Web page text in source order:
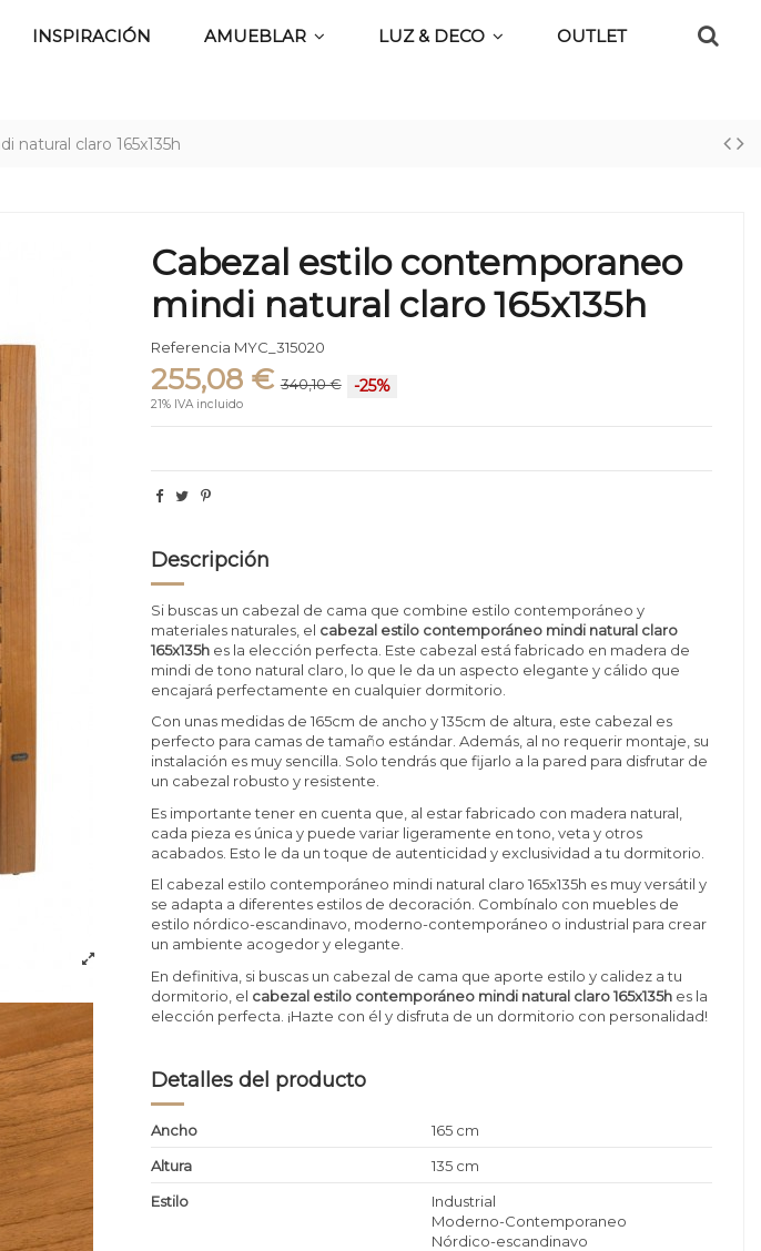
INSPIRACIÓN AMUEBLAR LUZ & DECO OUTLET
natural claro 165x135h
Cabezal estilo contemporaneo
mindi natural claro 165x135h
Referencia MYC_315020
255,08 € 340,10 € -25%
21% IVA incluido
Descripción
Si buscas un cabezal de cama que combine estilo contemporáneo y
materiales naturales, el cabezal estilo contemporáneo mindi natural claro
165x135h es la elección perfecta. Este cabezal está fabricado en madera de
mindi de tono natural claro, lo que le da un aspecto elegante y cálido que
encajará perfectamente en cualquier dormitorio.
Con unas medidas de 165cm de ancho y 135cm de altura, este cabezal es
perfecto para camas de tamaño estándar. Además, al no requerir montaje, su
instalación es muy sencilla. Solo tendrás que fijarlo a la pared para disfrutar de
un cabezal robusto y resistente.
Es importante tener en cuenta que, al estar fabricado con madera natural,
cada pieza es única y puede variar ligeramente en tono, veta y otros
acabados. Esto le da un toque de autenticidad y exclusividad a tu dormitorio.
El cabezal estilo contemporáneo mindi natural claro 165x135h es muy versátil y
se adapta a diferentes estilos de decoración. Combínalo con muebles de
estilo nórdico-escandinavo, moderno-contemporáneo o industrial para crear
un ambiente acogedor y elegante.
En definitiva, si buscas un cabezal de cama que aporte estilo y calidez a tu
dormitorio, el cabezal estilo contemporáneo mindi natural claro 165x135h es la
elección perfecta. ¡Hazte con él y disfruta de un dormitorio con personalidad!
Detalles del producto
Ancho
165 cm
Altura
135 cm
Estilo
Industrial
Moderno-Contemporaneo
Nórdico-escandinavo